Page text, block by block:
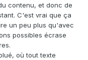
contenu, et donc de
C'est vrai que ça
un peu plus qu'avec
possibles écrase
où tout texte